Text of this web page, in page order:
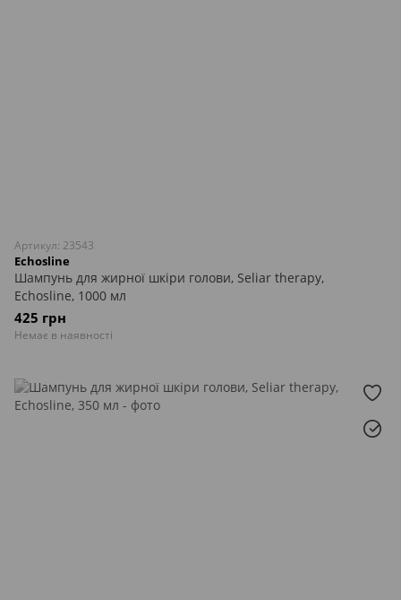
Артикул: 23543
Echosline
Шампунь для жирної шкіри голови, Seliar therapy,
Echosline, 1000 мл
425 грн
Немає в наявності